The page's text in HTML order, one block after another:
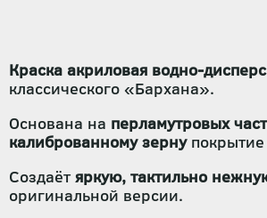
Краска акриловая водно-
классического «Бархана».
Основана на перламутровых
калиброванному зернупокрытие
Создаётяркую, тактильно
оригинальной версии.